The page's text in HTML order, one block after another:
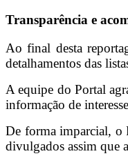
Transparência e
Ao final desta
detalhamentos das
A equipe do Portal
informação de
De forma imparcial, o
divulgados assim que